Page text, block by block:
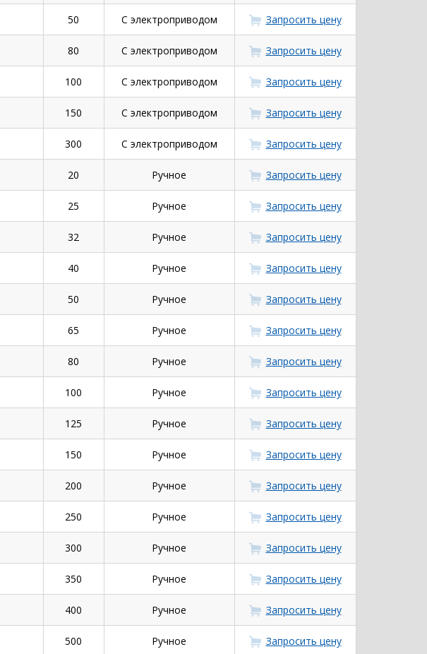
50 С электроприводом Запросить цену
80 С электроприводом Запросить цену
100 С электроприводом Запросить цену
150 С электроприводом Запросить цену
300 С электроприводом Запросить цену
20 Ручное Запросить цену
25 Ручное Запросить цену
32 Ручное Запросить цену
40 Ручное Запросить цену
50 Ручное Запросить цену
65 Ручное Запросить цену
80 Ручное Запросить цену
100 Ручное Запросить цену
125 Ручное Запросить цену
150 Ручное Запросить цену
200 Ручное Запросить цену
250 Ручное Запросить цену
300 Ручное Запросить цену
350 Ручное Запросить цену
400 Ручное Запросить цену
500 Ручное Запросить цену